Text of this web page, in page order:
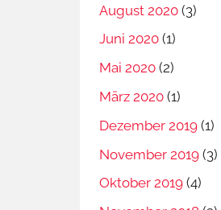
August 2020 (3)
Juni 2020 (1)
Mai 2020 (2)
März 2020 (1)
Dezember 2019 (1)
November 2019 (3)
Oktober 2019 (4)